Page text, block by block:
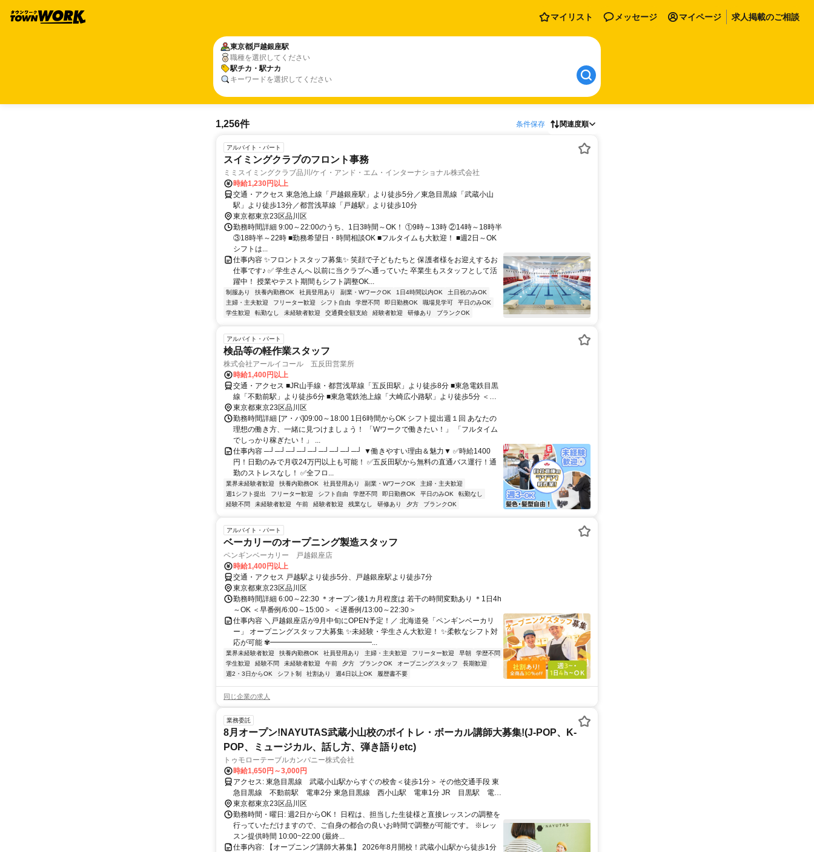
マイリスト メッセージ マイページ 求人掲載のご相談
東京都戸越銀座駅
職種を選択してください
駅チカ・駅ナカ
キーワードを選択してください
1,256件 条件保存 関連度順
アルバイト・パート
スイミングクラブのフロント事務
ミミスイミングクラブ品川/ケイ・アンド・エム・インターナショナル株式会社
時給1,230円以上
交通・アクセス 東急池上線「戸越銀座駅」より徒歩5分／東急目黒線「武蔵小山
駅」より徒歩13分／都営浅草線「戸越駅」より徒歩10分
東京都東京23区品川区
勤務時間詳細 9:00～22:00のうち、1日3時間～OK！ ①9時～13時 ②14時～18時半
③18時半～22時 ■勤務希望日・時間相談OK ■フルタイムも大歓迎！ ■週2日～OK
シフトは...
仕事内容 ✨フロントスタッフ募集✨ 笑顔で子どもたちと 保護者様をお迎えするお
仕事です♪ ✅ 学生さんへ 以前に当クラブへ通っていた 卒業生もスタッフとして活
躍中！ 授業やテスト期間もシフト調整OK...
制服あり 扶養内勤務OK 社員登用あり 副業・WワークOK 1日4時間以内OK
土日祝のみOK
主婦・主夫歓迎
フリーター歓迎 シフト自由 学歴不問 即日勤務OK 職場見学可
平日のみOK
学生歓迎
転勤なし 未経験者歓迎 交通費全額支給 経験者歓迎 研修あり ブランクOK
アルバイト・パート
検品等の軽作業スタッフ
株式会社アールイコール 五反田営業所
時給1,400円以上
交通・アクセス ■JR山手線・都営浅草線「五反田駅」より徒歩8分 ■東急電鉄目黒
線「不動前駅」より徒歩6分 ■東急電鉄池上線「大崎広小路駅」より徒歩5分 ＜シ
ャトルバスも出ています！＞ JR五反田駅西口9番バス乗り場から、直通バスも出て
います。原則平日8:00～20:00の間で運行。土日・祝日や、年末年始は運休です。
東京都東京23区品川区
勤務時間詳細 [ア・パ]09:00～18:00 1日6時間からOK シフト提出週１回 あなたの
理想の働き方、一緒に見つけましょう！ 「Wワークで働きたい！」 「フルタイム
でしっかり稼ぎたい！」 ...
仕事内容 ─┘─┘─┘─┘─┘─┘─┘─┘─┘ ▼働きやすい理由＆魅力▼ ✅時給1400
円！日勤のみで月収24万円以上も可能！ ✅五反田駅から無料の直通バス運行！通
勤のストレスなし！ ✅全フロ...
業界未経験者歓迎 扶養内勤務OK 社員登用あり 副業・WワークOK
主婦・主夫歓迎
週1シフト提出
フリーター歓迎 シフト自由 学歴不問 即日勤務OK 平日のみOK
転勤なし
経験不問
未経験者歓迎 午前 経験者歓迎 残業なし 研修あり 夕方 ブランクOK
アルバイト・パート
ベーカリーのオープニング製造スタッフ
ペンギンベーカリー 戸越銀座店
時給1,400円以上
交通・アクセス 戸越駅より徒歩5分、戸越銀座駅より徒歩7分
東京都東京23区品川区
勤務時間詳細 6:00～22:30 ＊オープン後1カ月程度は 若干の時間変動あり ＊1日4h
～OK ＜早番例/6:00～15:00＞ ＜遅番例/13:00～22:30＞
仕事内容 ＼戸越銀座店が9月中旬にOPEN予定！／ 北海道発「ペンギンベーカリ
ー」 オープニングスタッフ大募集 ✨未経験・学生さん大歓迎！ ✨柔軟なシフト対
応が可能 ✾━━━━━━━━━━━━━━...
業界未経験者歓迎 扶養内勤務OK 社員登用あり 主婦・主夫歓迎 フリーター歓迎 早朝
学歴不問
学生歓迎
経験不問 未経験者歓迎 午前 夕方 ブランクOK オープニングスタッフ
長期歓迎
週2・3日からOK
シフト制 社割あり 週4日以上OK 履歴書不要
同じ企業の求人
業務委託
8月オープン!NAYUTAS武蔵小山校のボイトレ・ボーカル講師大募集!(J-POP、K-
POP、ミュージカル、話し方、弾き語りetc)
トゥモローテーブルカンパニー株式会社
時給1,650円～3,000円
アクセス: 東急目黒線 武蔵小山駅からすぐの校舎＜徒歩1分＞ その他交通手段 東
急目黒線 不動前駅 電車2分 東急目黒線 西小山駅 電車1分 JR 目黒駅 電車
6分 東急池上線 戸越銀座駅 徒歩18分 / 自転車だと7分 東急東横線 学芸大学
駅 徒歩28分 / 自転車だと10分 南北線、三田線、大井町線、田園都市線などから
もアクセス良好です。 武蔵小山駅を出てバスロータリーのすぐそばにある、ミス
タードーナツが１階にあるビルの４階です。目黒、戸越、学芸大学周辺などからも
自転車で10分〜15分の距離にあります♪
東京都東京23区品川区
勤務時間・曜日: 週2日からOK！ 日程は、担当した生徒様と直接レッスンの調整を
行っていただけますので、ご自身の都合の良いお時間で調整が可能です。 ※レッ
スン提供時間 10:00~22:00 (最終...
仕事内容: 【オープニング講師大募集】 2026年8月開校！武蔵小山駅から徒歩1分